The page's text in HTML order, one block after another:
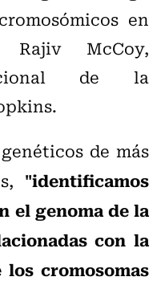
en
Rajiv McCoy,
de la
de más
"identificamos
el genoma de la
con la
cromosomas